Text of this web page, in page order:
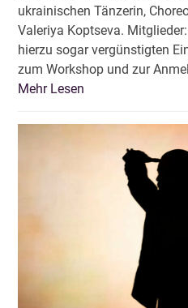
ukrainischen Tänzerin,
Valeriya Koptseva.
hierzu sogar vergünstigten
zum Workshop und zur
Mehr Lesen